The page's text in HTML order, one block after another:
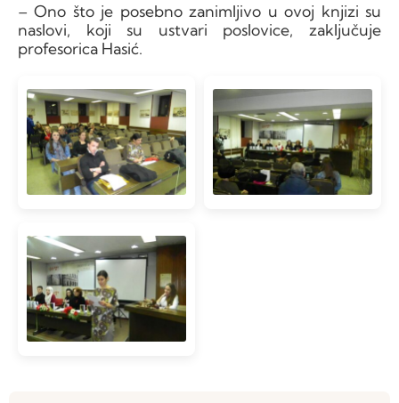
– Ono što je posebno zanimljivo u ovoj knjizi su
naslovi, koji su ustvari poslovice, zaključuje
profesorica Hasić.